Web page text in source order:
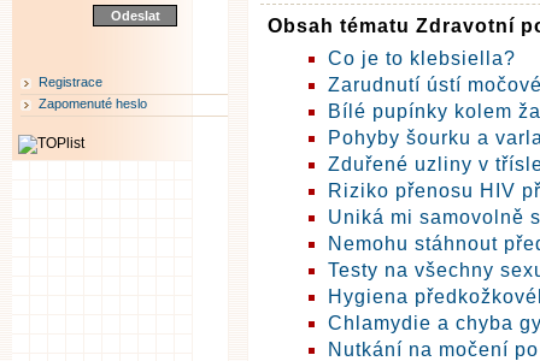
Obsah tématu Zdravotní
Co je to klebsiella?
Zarudnutí ústí
Bílé pupínky kolem
Pohyby šourku a
Zduřené uzliny v
Riziko přenosu HIV
Uniká mi samovolně
Nemohu stáhnout
Testy na všechny
Hygiena
Chlamydie a chyba
Nutkání na močení
Registrace
Zapomenuté heslo